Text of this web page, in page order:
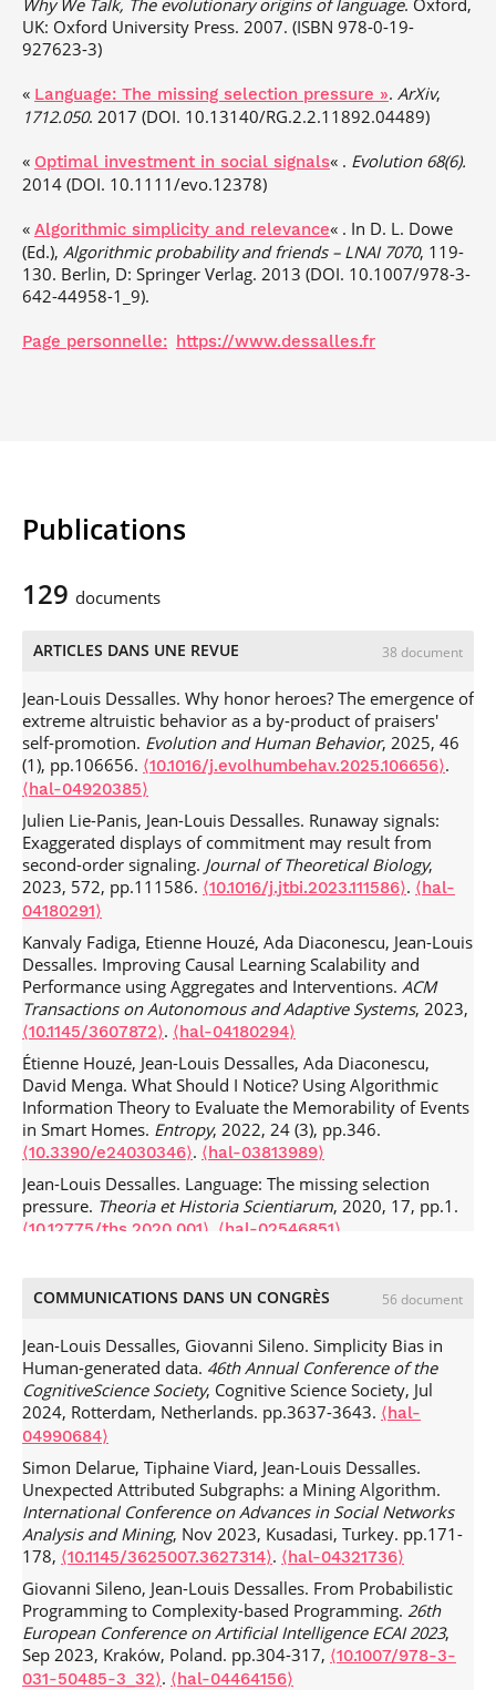
Why We Talk, The evolutionary origins of language. Oxford,
UK: Oxford University Press. 2007. (ISBN 978-0-19-
927623-3)
« Language: The missing selection pressure ». ArXiv,
1712.050. 2017 (DOI. 10.13140/RG.2.2.11892.04489)
« Optimal investment in social signals« . Evolution 68(6).
2014 (DOI. 10.1111/evo.12378)
« Algorithmic simplicity and relevance« . In D. L. Dowe
(Ed.), Algorithmic probability and friends – LNAI 7070, 119-
130. Berlin, D: Springer Verlag. 2013 (DOI. 10.1007/978-3-
642-44958-1_9).
Page personnelle: https://www.dessalles.fr
Publications
129 documents
ARTICLES DANS UNE REVUE 38 document
Jean-Louis Dessalles. Why honor heroes? The emergence of
extreme altruistic behavior as a by-product of praisers'
self-promotion. Evolution and Human Behavior, 2025, 46
(1), pp.106656. ⟨10.1016/j.evolhumbehav.2025.106656⟩.
⟨hal-04920385⟩
Julien Lie-Panis, Jean-Louis Dessalles. Runaway signals:
Exaggerated displays of commitment may result from
second-order signaling. Journal of Theoretical Biology,
2023, 572, pp.111586. ⟨10.1016/j.jtbi.2023.111586⟩. ⟨hal-
04180291⟩
Kanvaly Fadiga, Etienne Houzé, Ada Diaconescu, Jean-Louis
Dessalles. Improving Causal Learning Scalability and
Performance using Aggregates and Interventions. ACM
Transactions on Autonomous and Adaptive Systems, 2023,
⟨10.1145/3607872⟩. ⟨hal-04180294⟩
Étienne Houzé, Jean-Louis Dessalles, Ada Diaconescu,
David Menga. What Should I Notice? Using Algorithmic
Information Theory to Evaluate the Memorability of Events
in Smart Homes. Entropy, 2022, 24 (3), pp.346.
⟨10.3390/e24030346⟩. ⟨hal-03813989⟩
Jean-Louis Dessalles. Language: The missing selection
pressure. Theoria et Historia Scientiarum, 2020, 17, pp.1.
⟨10.12775/ths.2020.001⟩ ⟨hal-02546851⟩
⟨10.3390/philosophies4020027⟩.⟨hal-02288062⟩
Jean-Louis Dessalles. Self-sacrifice as social signal
(Commentary on H. Whitehouse: Dying for the group:
Towards a general theory of extreme self-sacrifice).
Behavioral and Brain Sciences, 2018, 41, pp.e200.⟨hal-
02287922⟩
Jean-Louis Dessalles. Remembered events are unexpected
(Commentary on Mahr \& Csibra: Why do we remember?
The communicative function of episodic memory).
Behavioral and Brain Sciences, 2018, 41, pp.22.
⟨10.1017/S0140525X17001315⟩.⟨hal-02287760⟩
Jean-Louis Dessalles. Un phénomène biologique unique.
Textes et documents pour la classe, 2016, 1106, pp.52-57.
⟨hal-02287834⟩
Jean-Louis Dessalles. L'émergence du sens au cours de
l'évolution.Langages, 2016, 201, pp.129-142.
COMMUNICATIONS DANS UN CONGRÈS 56 document
Jean-Louis Dessalles, Giovanni Sileno. Simplicity Bias in
Human-generated data. 46th Annual Conference of the
CognitiveScience Society, Cognitive Science Society, Jul
2024, Rotterdam, Netherlands. pp.3637-3643. ⟨hal-
04990684⟩
Simon Delarue, Tiphaine Viard, Jean-Louis Dessalles.
Unexpected Attributed Subgraphs: a Mining Algorithm.
International Conference on Advances in Social Networks
Analysis and Mining, Nov 2023, Kusadasi, Turkey. pp.171-
178, ⟨10.1145/3625007.3627314⟩. ⟨hal-04321736⟩
Giovanni Sileno, Jean-Louis Dessalles. From Probabilistic
Programming to Complexity-based Programming. 26th
European Conference on Artificial Intelligence ECAI 2023,
Sep 2023, Kraków, Poland. pp.304-317, ⟨10.1007/978-3-
031-50485-3_32⟩. ⟨hal-04464156⟩